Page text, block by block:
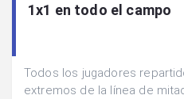
1x1 en todo el campo
Todos los jugadores
extremos de la línea de